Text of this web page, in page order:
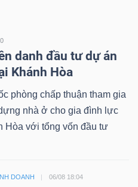
danh đầu tư dự án
Khánh Hòa
phòng chấp thuận tham gia
nhà ở cho gia đình lực
Hòa với tổng vốn đầu tư
DOANH 06/08 18:04